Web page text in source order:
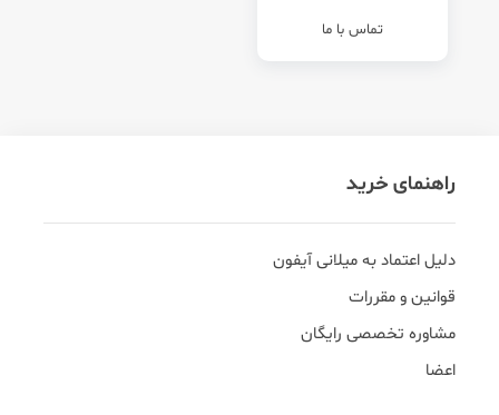
تماس با ما
راهنمای خرید
دلیل اعتماد به میلانی آیفون
قوانین و مقررات
مشاوره تخصصی رایگان
اعضا